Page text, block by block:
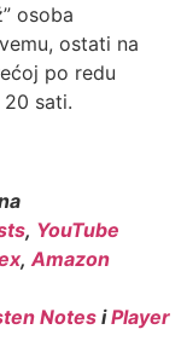
osoba
ostati na
po redu
sati.
, YouTube
,Amazon
Notes iPlayer